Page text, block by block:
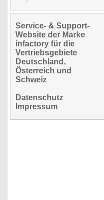
Service- & Support-
Website der Marke
infactory für die
Vertriebsgebiete
Deutschland,
Österreich und
Schweiz
Datenschutz
Impressum